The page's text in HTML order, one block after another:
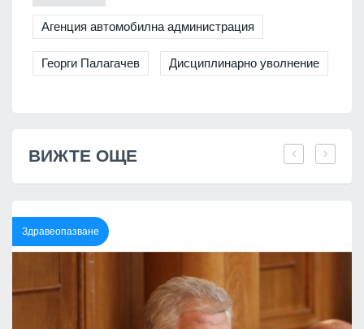
Агенция автомобилна администрация
Георги Палагачев Дисциплинарно уволнение
ВИЖТЕ ОЩЕ
Здравеопазване